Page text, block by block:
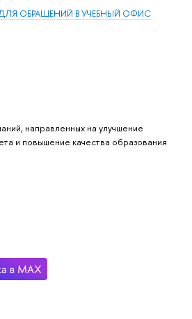
ОБРАЩЕНИЙ В УЧЕБНЫЙ ОФИС
направленных на улучшение
и повышение качества образования